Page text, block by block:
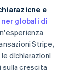
e
globali di
Stripe,
dichiarazioni
sulla crescita